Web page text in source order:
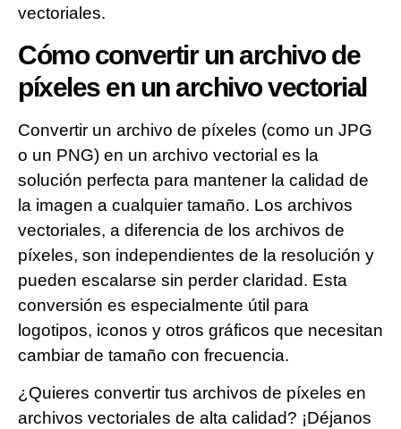
vectoriales.
Cómo convertir un archivo de
píxeles en un archivo vectorial
Convertir un archivo de píxeles (como un JPG
o un PNG) en un archivo vectorial es la
solución perfecta para mantener la calidad de
la imagen a cualquier tamaño. Los archivos
vectoriales, a diferencia de los archivos de
píxeles, son independientes de la resolución y
pueden escalarse sin perder claridad. Esta
conversión es especialmente útil para
logotipos, iconos y otros gráficos que necesitan
cambiar de tamaño con frecuencia.
¿Quieres convertir tus archivos de píxeles en
archivos vectoriales de alta calidad? ¡Déjanos